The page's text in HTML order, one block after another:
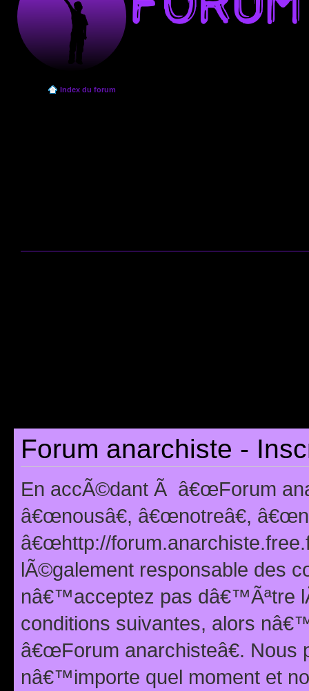
Index du forum
Forum anarchiste -
En accÃ©dant Ã â€œForum
â€œnousâ€, â€œnotreâ€,
â€œhttp://
lÃ©galement responsable des
nâ€™acceptez pas dâ€™Ãªtre
conditions suivantes, alors
â€œForum anarchisteâ€.
nâ€™importe quel moment et